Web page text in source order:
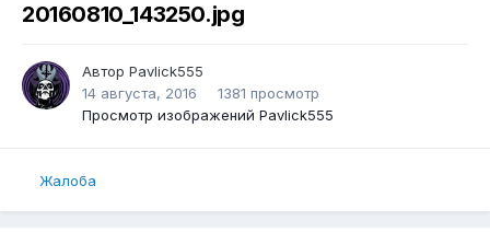
20160810_143250.jpg
Автор Pavlick555
14 августа, 2016
1381 просмотр
Просмотр изображений Pavlick555
Жалоба